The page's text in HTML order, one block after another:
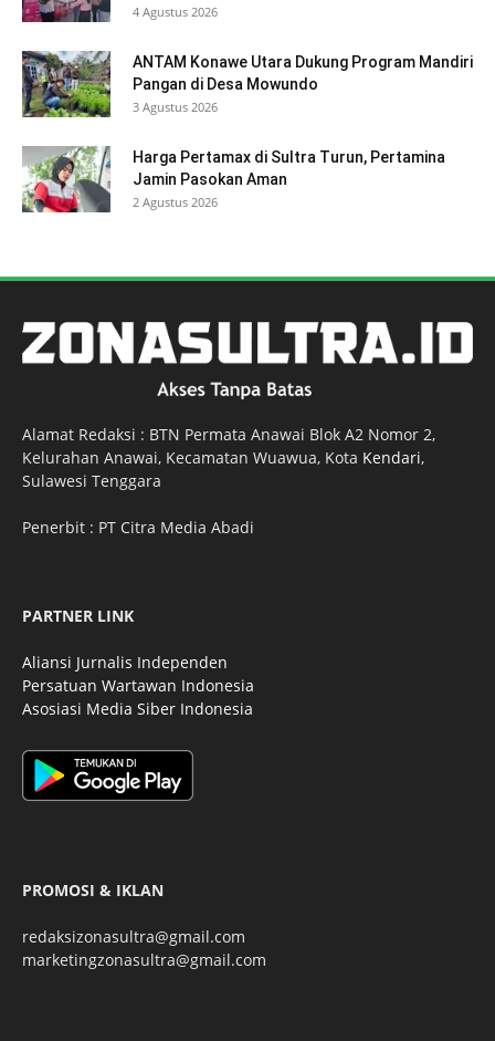
4 Agustus 2026
ANTAM Konawe Utara Dukung Program Mandiri
Pangan di Desa Mowundo
3 Agustus 2026
Harga Pertamax di Sultra Turun, Pertamina
Jamin Pasokan Aman
2 Agustus 2026
Alamat Redaksi : BTN Permata Anawai Blok A2 Nomor 2,
Kelurahan Anawai, Kecamatan Wuawua, Kota Kendari,
Sulawesi Tenggara
Penerbit : PT Citra Media Abadi
PARTNER LINK
Aliansi Jurnalis Independen
Persatuan Wartawan Indonesia
Asosiasi Media Siber Indonesia
PROMOSI & IKLAN
redaksizonasultra@gmail.com
marketingzonasultra@gmail.com